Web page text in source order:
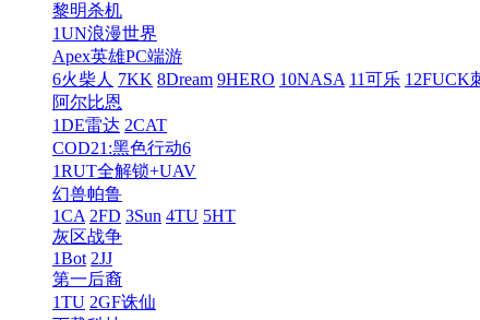
黎明杀机
1UN浪漫世界
Apex英雄PC端游
6火柴人 7KK 8Dream 9HERO 10NASA 11可乐 12FUCK
阿尔比恩
1DE雷达 2CAT
COD21:黑色行动6
1RUT全解锁+UAV
幻兽帕鲁
1CA 2FD 3Sun 4TU 5HT
灰区战争
1Bot 2JJ
第一后裔
1TU 2GF诛仙